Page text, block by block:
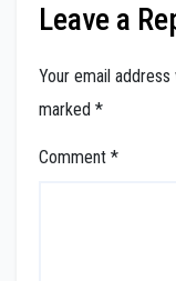
Leave a
Your email
marked *
Comment *